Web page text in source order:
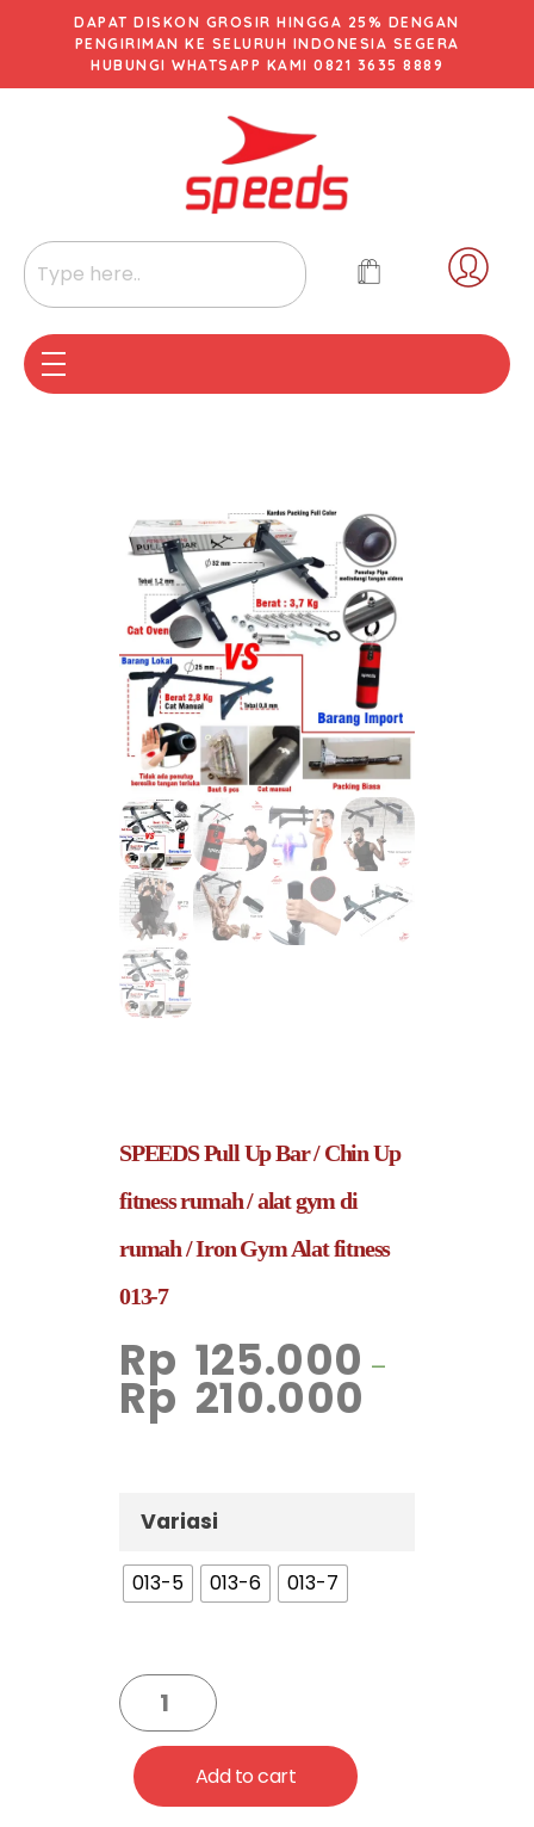
DAPAT DISKON GROSIR HINGGA 25% DENGAN
PENGIRIMAN KE SELURUH INDONESIA SEGERA
HUBUNGI WHATSAPP KAMI 0821 3635 8889
SPEEDS Pull Up Bar / Chin Up
fitness rumah / alat gym di
rumah / Iron Gym Alat fitness
013-7
Rp 125.000 –
Rp 210.000
Variasi
013-5 013-6 013-7
Add to cart